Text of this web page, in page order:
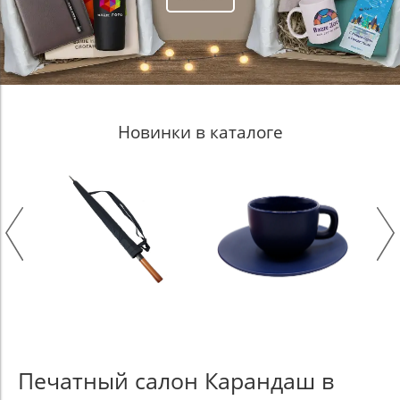
Новинки в каталоге
Печатный салон Карандаш в